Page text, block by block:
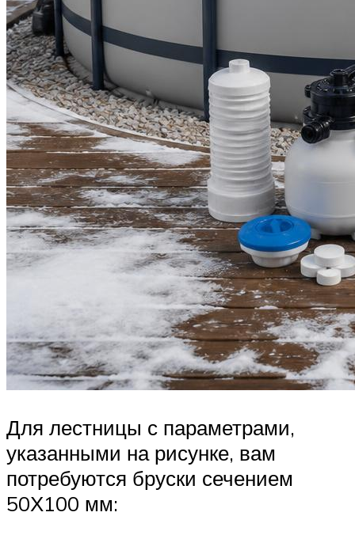
Для лестницы с параметрами,
указанными на рисунке, вам
потребуются бруски сечением
50Х100 мм: